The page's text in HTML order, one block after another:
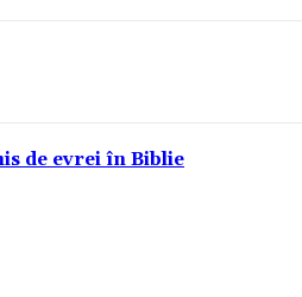
de evrei în Biblie